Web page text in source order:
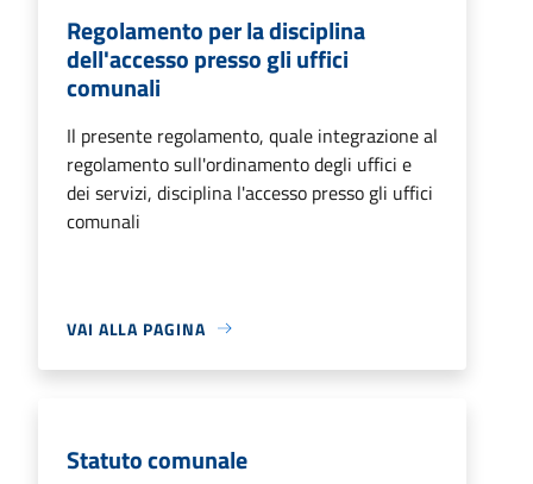
Regolamento per la disciplina
dell'accesso presso gli uffici
comunali
Il presente regolamento, quale integrazione al
regolamento sull'ordinamento degli uffici e
dei servizi, disciplina l'accesso presso gli uffici
comunali
VAI ALLA PAGINA
Statuto comunale